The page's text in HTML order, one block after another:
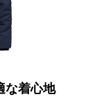
な着心地